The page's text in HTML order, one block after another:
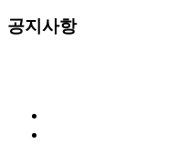
공지사항